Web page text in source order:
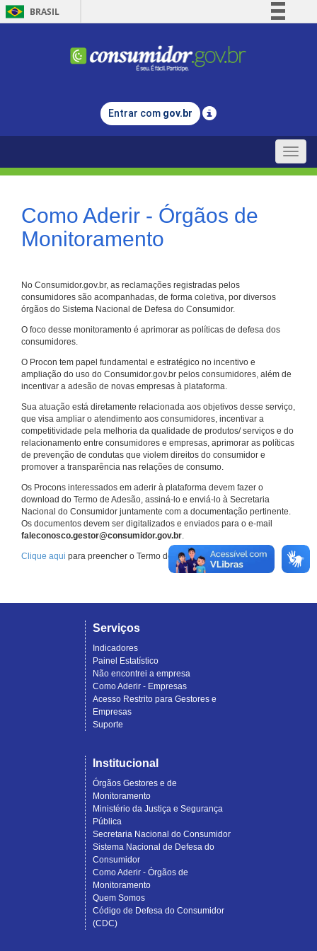
BRASIL
Comunica BR
Legislação
Entrar com gov.br
Toggle
Como Aderir - Órgãos de
Monitoramento
No Consumidor.gov.br, as reclamações registradas pelos
consumidores são acompanhadas, de forma coletiva, por diversos
órgãos do Sistema Nacional de Defesa do Consumidor.
O foco desse monitoramento é aprimorar as políticas de defesa dos
consumidores.
O Procon tem papel fundamental e estratégico no incentivo e
ampliação do uso do Consumidor.gov.br pelos consumidores, além de
incentivar a adesão de novas empresas à plataforma.
Sua atuação está diretamente relacionada aos objetivos desse serviço,
que visa ampliar o atendimento aos consumidores, incentivar a
competitividade pela melhoria da qualidade de produtos/ serviços e do
relacionamento entre consumidores e empresas, aprimorar as políticas
de prevenção de condutas que violem direitos do consumidor e
promover a transparência nas relações de consumo.
Os Procons interessados em aderir à plataforma devem fazer o
download do Termo de Adesão, assiná-lo e enviá-lo à Secretaria
Nacional do Consumidor juntamente com a documentação pertinente.
Os documentos devem ser digitalizados e enviados para o e-mail
faleconosco.gestor@consumidor.gov.br.
Clique aqui para preencher o Termo de Adesão.
Serviços
Indicadores
Painel Estatístico
Não encontrei a empresa
Como Aderir - Empresas
Acesso Restrito para Gestores e
Empresas
Suporte
Institucional
Órgãos Gestores e de
Monitoramento
Ministério da Justiça e Segurança
Pública
Secretaria Nacional do Consumidor
Sistema Nacional de Defesa do
Consumidor
Como Aderir - Órgãos de
Monitoramento
Quem Somos
Código de Defesa do Consumidor
(CDC)